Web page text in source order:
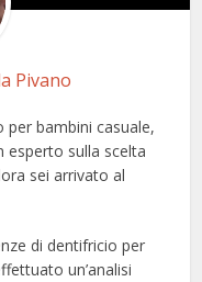
Pivano
bambini casuale,
esperto sulla scelta
sei arrivato al
di dentifricio per
un’analisi